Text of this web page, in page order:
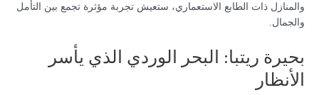
والمنازل ذات الطابع الاستعماري، ستعيش تجربة مؤثرة تجمع بين التأمل
والجمال.
بحيرة ريتبا: البحر الوردي الذي يأسر
الأنظار